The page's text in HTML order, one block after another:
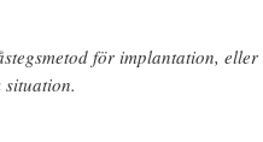
för implantation, eller
situation.